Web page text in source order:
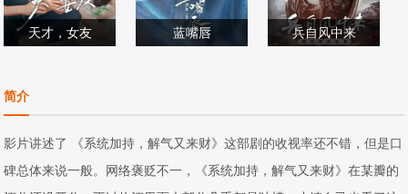
天才，女友
伟明,安沺,夏浩然
国产剧
2026/中国大陆
蓝嘴唇
2026/大陆
兵自风中来
2026/中国大陆
简介
影片讲述了 《系统加持，解气又来财》这部剧的收视率还不错，但是口
碑总体来说一般。网络褒贬不一，《系统加持，解气又来财》在某瓣的